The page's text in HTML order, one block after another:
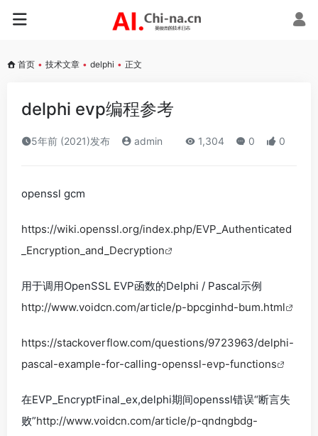
首页 • 技术文章 • delphi • 正文
delphi evp编程参考
5年前 (2021)发布 admin 1,304 0 0
openssl gcm
https://wiki.openssl.org/index.php/EVP_Authenticated
_Encryption_and_Decryption
用于调用OpenSSL EVP函数的Delphi / Pascal示例
http://www.voidcn.com/article/p-bpcginhd-bum.html
https://stackoverflow.com/questions/9723963/delphi-
pascal-example-for-calling-openssl-evp-functions
在EVP_EncryptFinal_ex,delphi期间openssl错误“断言失
败”http://www.voidcn.com/article/p-qndngbdg-